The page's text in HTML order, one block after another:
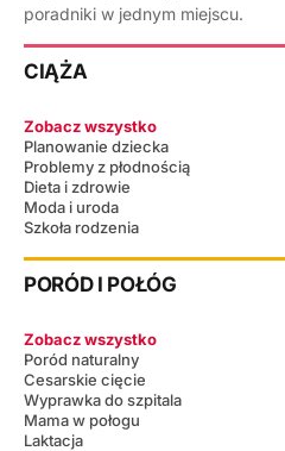
poradniki w jednym miejscu.
CIĄŻA
Zobacz wszystko
Planowanie dziecka
Problemy z płodnością
Dieta i zdrowie
Moda i uroda
Szkoła rodzenia
PORÓD I POŁÓG
Zobacz wszystko
Poród naturalny
Cesarskie cięcie
Wyprawka do szpitala
Mama w połogu
Laktacja